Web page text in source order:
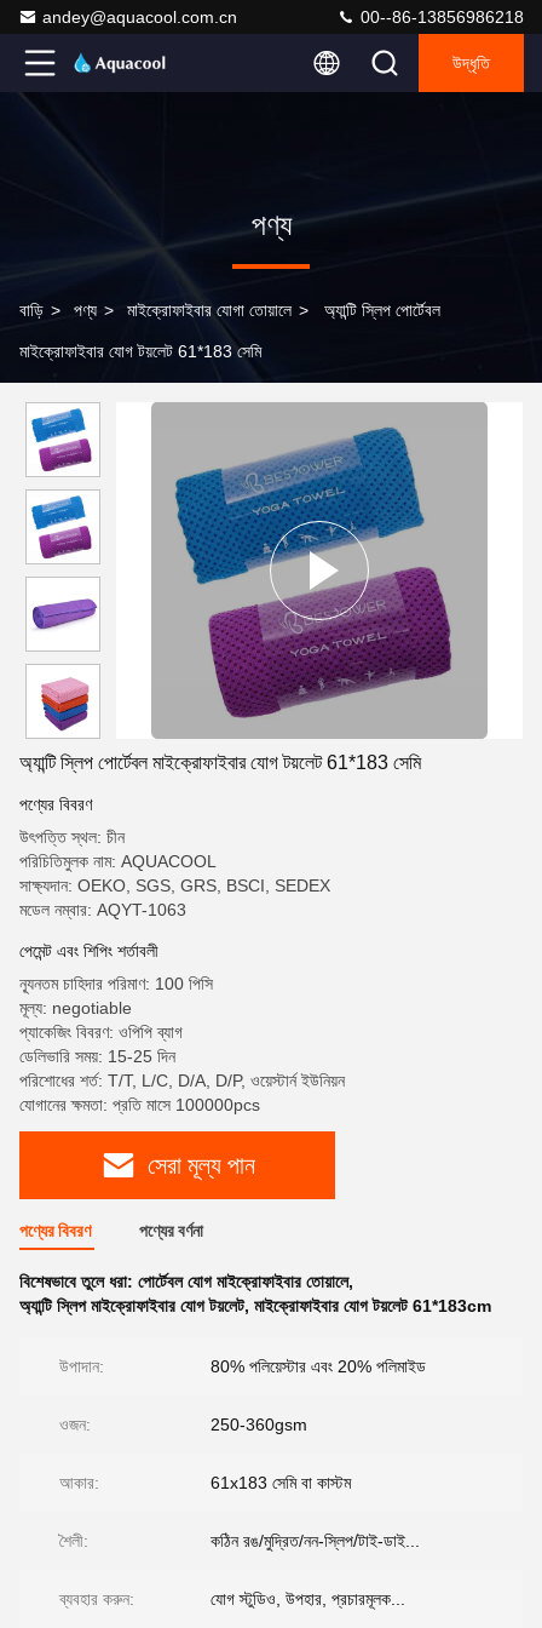
andey@aquacool.com.cn 00--86-13856986218
উদ্ধৃতি
পণ্য
বাড়ি > পণ্য > মাইক্রোফাইবার যোগা তোয়ালে > অ্যান্টি স্লিপ পোর্টেবল
মাইক্রোফাইবার যোগ টয়লেট 61*183 সেমি
অ্যান্টি স্লিপ পোর্টেবল মাইক্রোফাইবার যোগ টয়লেট 61*183 সেমি
পণ্যের বিবরণ
উৎপত্তি স্থল: চীন
পরিচিতিমুলক নাম: AQUACOOL
সাক্ষ্যদান: OEKO, SGS, GRS, BSCI, SEDEX
মডেল নম্বার: AQYT-1063
পেমেন্ট এবং শিপিং শর্তাবলী
ন্যূনতম চাহিদার পরিমাণ: 100 পিসি
মূল্য: negotiable
প্যাকেজিং বিবরণ: ওপিপি ব্যাগ
ডেলিভারি সময়: 15-25 দিন
পরিশোধের শর্ত: T/T, L/C, D/A, D/P, ওয়েস্টার্ন ইউনিয়ন
যোগানের ক্ষমতা: প্রতি মাসে 100000pcs
সেরা মূল্য পান
পণ্যের বিবরণ পণ্যের বর্ণনা
বিশেষভাবে তুলে ধরা: পোর্টেবল যোগ মাইক্রোফাইবার তোয়ালে,
অ্যান্টি স্লিপ মাইক্রোফাইবার যোগ টয়লেট, মাইক্রোফাইবার যোগ টয়লেট 61*183cm
উপাদান: 80% পলিয়েস্টার এবং 20% পলিমাইড
ওজন: 250-360gsm
আকার: 61x183 সেমি বা কাস্টম
শৈলী: কঠিন রঙ/মুদ্রিত/নন-স্লিপ/টাই-ডাই...
ব্যবহার করুন: যোগ স্টুডিও, উপহার, প্রচারমূলক...